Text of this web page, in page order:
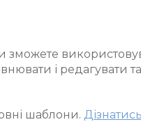
зможете
і редагувати
шаблони.